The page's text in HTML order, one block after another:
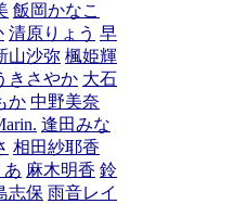
飯岡かなこ
清原りょう 早
山沙弥 楓姫輝
きさやか 大石
か 中野美奈
逢田みな
相田紗耶香
あ 麻木明香 鈴
志保 雨音レイ